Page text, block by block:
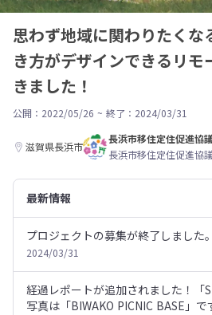
思わず地域に関わりたくな
き方がデザインできるリモ
きました！
公開：2022/05/26 ~ 終了：2024/03/31
滋賀県長浜市
長浜市移住定住促進協
長浜市移住定住促進協
最新情報
プロジェクトの募集が終了しました。
2024/03/31
経過レポートが追加されました！「
写真は「BIWAKO PICNIC BASE」で